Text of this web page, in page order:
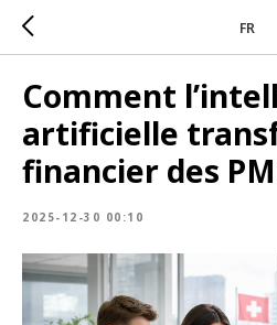
FR
Comment
artificielle
financier des
2025-12-30 00:10